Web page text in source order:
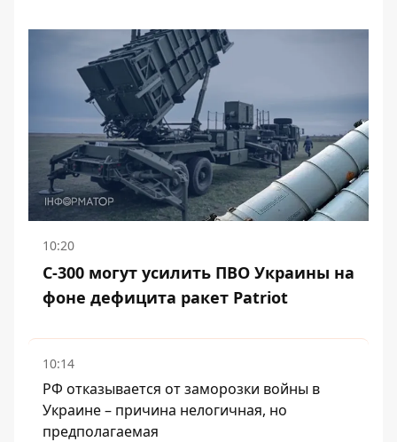
10:20
С-300 могут усилить ПВО Украины на
фоне дефицита ракет Patriot
10:14
РФ отказывается от заморозки войны в
Украине – причина нелогичная, но
предполагаемая